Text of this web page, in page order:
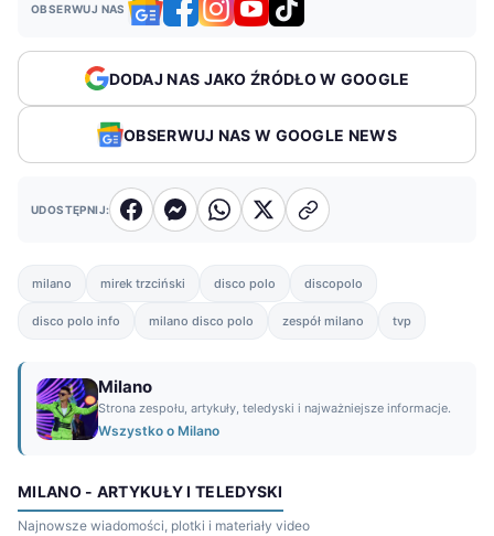
OBSERWUJ NAS
DODAJ NAS JAKO ŹRÓDŁO W GOOGLE
OBSERWUJ NAS W GOOGLE NEWS
UDOSTĘPNIJ:
milano mirek trzciński disco polo discopolo
disco polo info milano disco polo zespół milano tvp
Milano
Strona zespołu, artykuły, teledyski i najważniejsze informacje.
Wszystko o Milano
MILANO - ARTYKUŁY I TELEDYSKI
Najnowsze wiadomości, plotki i materiały video